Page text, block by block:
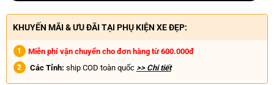
KHUYẾN MÃI & ƯU ĐÃI TẠI PHỤ KIỆN XE ĐẸP:
Miễn phí vận chuyển cho đơn hàng từ 600.000đ
Các Tỉnh: ship COD toàn quốc >> Chi tiết